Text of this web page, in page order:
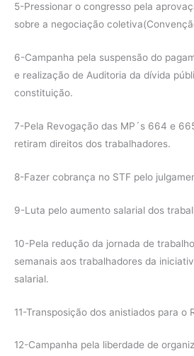
5-Pressionar o congresso pela
sobre a negociação
6-Campanha pela suspensão do
e realização de Auditoria da dívida
constituição.
7-Pela Revogação das MP´s 664 e
retiram direitos dos trabalhadores.
8-Fazer cobrança no STF pelo
9-Luta pelo aumento salarial dos
10-Pela redução da jornada de
semanais aos trabalhadores da
salarial.
11-Transposição dos anistiados para o
12-Campanha pela liberdade de